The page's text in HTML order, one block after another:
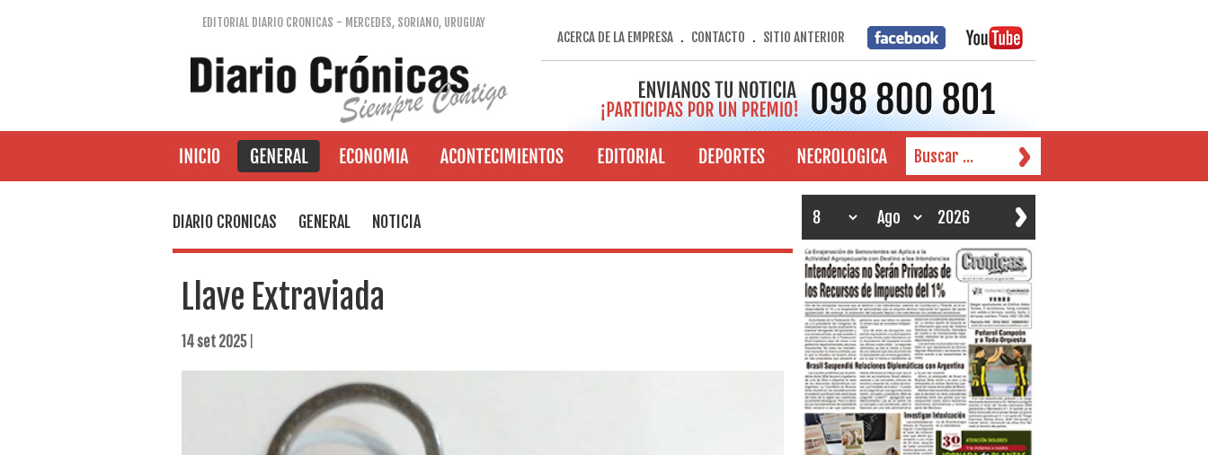
EDITORIAL DIARIO CRONICAS - MERCEDES, SORIANO, URUGUAY
ACERCA DE LA EMPRESA. CONTACTO . SITIO ANTERIOR
DIARIO CRONICAS GENERAL NOTICIA
Llave Extraviada
14 set 2025|